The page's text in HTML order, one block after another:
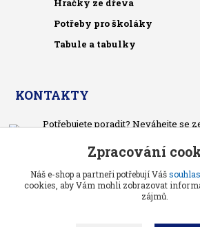
Hračky ze dřeva
Potřeby pro školáky
Tabule a tabulky
KONTAKTY
Potřebujete poradit? Neváhejte se
Po-čt, po 13 hodině
pietrasova.p@seznam.cz
Zpracování
Náš e-shop a partneři potřebují Vášsouhlas
cookies, aby Vám mohli zobrazovat
zájmů.